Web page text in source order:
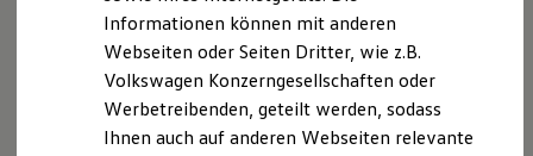
Ladelösungen für Gewerbekunden
Wallbox und Ladekabel
Förderung & Kosten der Elektrofahrzeuge
Fördermöglichkeiten für Privatkunden
Fördermöglichkeiten für Gewerbekunden
Ausstattungen können in einzelnen Details vom aktuellen
teilweise Sonderausstattungen der Fahrzeuge gegen
Mehrpreis.
Bitte beachten Sie auch unseren Konfigurator für eine
Übersicht der aktuell verfügbaren Modelle und Ausstattungen.
Informationen können mit anderen
Webseiten oder Seiten Dritter, wie z.B.
Volkswagen Konzerngesellschaften oder
Werbetreibenden, geteilt werden, sodass
Ihnen auch auf anderen Webseiten relevante